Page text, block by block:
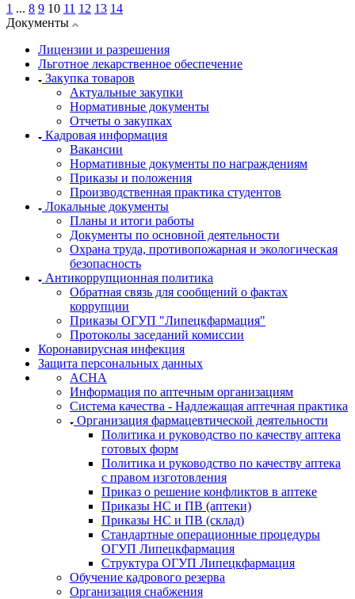
1 ... 8 9 10 11 12 13 14
Документы
Лицензии и разрешения
Льготное лекарственное обеспечение
Закупка товаров
Актуальные закупки
Нормативные документы
Отчеты о закупках
Кадровая информация
Вакансии
Нормативные документы по награждениям
Приказы и положения
Производственная практика студентов
Локальные документы
Планы и итоги работы
Документы по основной деятельности
Охрана труда, противопожарная и экологическая
безопасность
Антикоррупционная политика
Обратная связь для сообщений о фактах
коррупции
Приказы ОГУП "Липецкфармация"
Протоколы заседаний комиссии
Коронавирусная инфекция
Защита персональных данных
ACHA
Информация по аптечным организациям
Система качества - Надлежащая аптечная практика
Организация фармацевтической деятельности
Политика и руководство по качеству аптека
готовых форм
Политика и руководство по качеству аптека
с правом изготовления
Приказ о решение конфликтов в аптеке
Приказы НС и ПВ (аптеки)
Приказы НС и ПВ (склад)
Стандартные операционные процедуры
ОГУП Липецкфармация
Структура ОГУП Липецкфармация
Обучение кадрового резерва
Организация снабжения